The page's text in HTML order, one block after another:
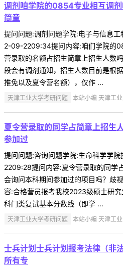
调剂咱学院的0854专业相互调
简章
提问问题:调剂问题学院:电子与信息
2-09-2209:34提问内容:咱们学院的
营录取的名额占招生简章上招生人数
段会有调剂通知，招生人数目前是根
推免以及夏令营名额），仅作 ...
天津工业大学考研问题 本站小编 天津工
夏令营录取的同学占简章上招生
参加过
提问问题:咨询问题学院:生命科学学
2209:28提问内容:夏令营录取的同学
会询问本科期间参加过的项目吗？歧
容:合格营员报考我校2023级硕士研
科门类复试基本分数线（即学 ...
天津工业大学考研问题 本站小编 天津工
士兵计划士兵计划报考法律（非
所有专